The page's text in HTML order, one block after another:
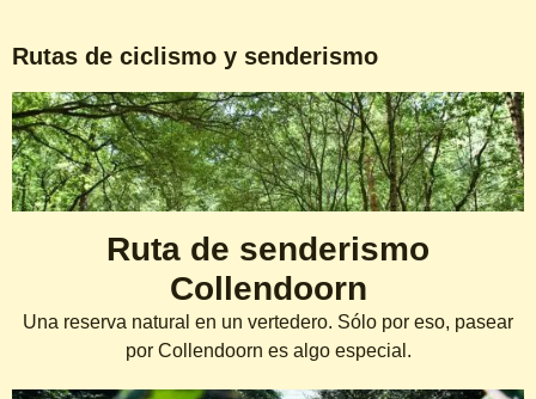
Rutas de ciclismo y senderismo
Ruta de senderismo
Collendoorn
Una reserva natural en un vertedero. Sólo por eso, pasear
por Collendoorn es algo especial.